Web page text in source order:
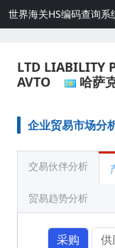
世界海关HS编码查询系
LTD LIABILITY
AVTO
哈萨
企业贸易市场分
交易伙伴分析
贸易趋势分析
采购
供